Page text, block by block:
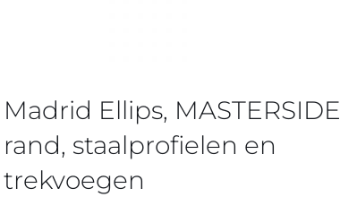
Madrid Ellips, MASTERSIDE
rand, staalprofielen en
trekvoegen